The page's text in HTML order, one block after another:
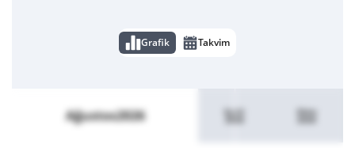
Grafik Takvim
Ağustos2026 Eylül Ekim